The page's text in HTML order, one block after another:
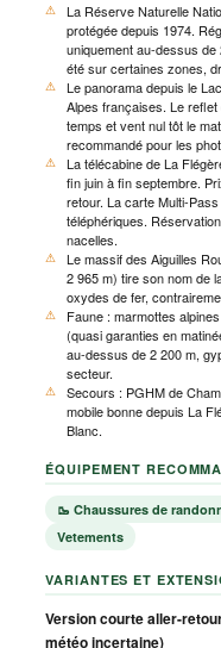
La Réserve Naturelle
protégée depuis 1974.
uniquement au-dessus
été sur certaines zones,
Le panorama depuis le
Alpes françaises. Le
temps et vent nul tôt le
recommandé pour les
La télécabine de La
fin juin à fin septembre.
retour. La carte Multi-
téléphériques.
nacelles.
Le massif des Aiguilles
2 965 m) tire son nom de
oxydes de fer,
Faune : marmottes
(quasi garanties en
au-dessus de 2 200 m,
secteur.
Secours : PGHM de
mobile bonne depuis La
Blanc.
ÉQUIPEMENT
🥾 Chaussures de
Vetements
VARIANTES ET
Version courte aller-
météo incertaine)